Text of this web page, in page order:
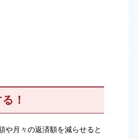
！
や月々の返済額を減らせると